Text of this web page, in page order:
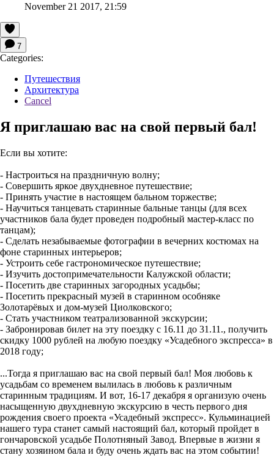
November 21 2017, 21:59
7
Categories:
Путешествия
Архитектура
Cancel
Я приглашаю вас на свой первый бал!
Если вы хотите:
- Настроиться на праздничную волну;
- Совершить яркое двухдневное путешествие;
- Принять участие в настоящем бальном торжестве;
- Научиться танцевать старинные бальные танцы (для всех
участников бала будет проведен подробный мастер-класс по
танцам);
- Сделать незабываемые фотографии в вечерних костюмах на
фоне старинных интерьеров;
- Устроить себе гастрономическое путешествие;
- Изучить достопримечательности Калужской области;
- Посетить две старинных загородных усадьбы;
- Посетить прекрасный музей в старинном особняке
Золотарёвых и дом-музей Циолковского;
- Стать участником театрализованной экскурсии;
- Забронировав билет на эту поездку с 16.11 до 31.11., получить
скидку 1000 рублей на любую поездку «Усадебного экспресса» в
2018 году;
...Тогда я приглашаю вас на свой первый бал! Моя любовь к
усадьбам со временем вылилась в любовь к различным
старинным традициям. И вот, 16-17 декабря я организую очень
насыщенную двухдневную экскурсию в честь первого дня
рождения своего проекта «Усадебный экспресс». Кульминацией
нашего тура станет самый настоящий бал, который пройдет в
гончаровской усадьбе Полотняный Завод. Впервые в жизни я
стану хозяином бала и буду очень ждать вас на этом событии!